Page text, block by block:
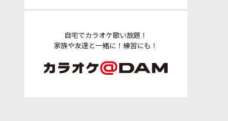
自宅でカラオケ歌い放題！
家族や友達と一緒に！練習にも！